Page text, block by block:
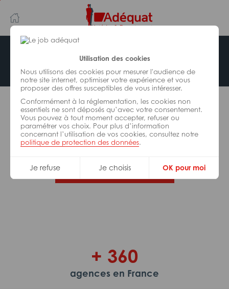
Utilisation des cookies
Nous utilisons des cookies pour mesurer l'audience de
notre site internet, optimiser votre expérience et vous
proposer des offres susceptibles de vous intéresser.
Conformément à la réglementation, les cookies non
essentiels ne sont déposés qu’avec votre consentement.
Vous pouvez à tout moment accepter, refuser ou
paramétrer vos choix. Pour plus d’information
concernant l’utilisation de vos cookies, consultez notre
politique de protection des données.
Je refuse Je choisis OK pour moi
au
contenu
principal
navigation
Offre indisponible
L’offre d’emploi que vous tentez de consulter n’est
plus disponible.
De nombreuses autres missions peuvent vous
correspondre, consultez toutes nos offres.
Trouvez votre job Adéquat !
+ 360
agences en France